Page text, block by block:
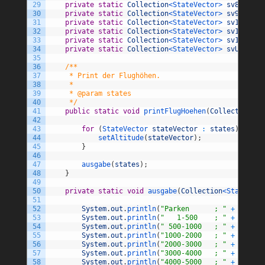
29
30
31
32
33
34
35
36
37
38
39
40
41
42
43
44
45
46
47
48
49
50
51
52
53
54
55
56
57
58
private static Collection<StateVector>
private static Collection<StateVector>
private static Collection<StateVector>
private static Collection<StateVector>
private static Collection<StateVector>
private static Collection<StateVector>
/**
* Print der Flughöhen.
*
* @param states
*/
public static void printFlugHoehen(Collection
for (StateVector stateVector : states )
setAltitude( stateVector) ;
}
ausgabe( states ) ;
}
private static void ausgabe(Collection
System.out . println( "Parken      ; " +
System.out . println( "   1-500    ; " +
System.out . println( " 500-1000   ; " +
System.out . println( "1000-2000   ; " +
System.out . println( "2000-3000   ; " +
System.out . println( "3000-4000   ; " +
System.out . println( "4000-5000   ; " +